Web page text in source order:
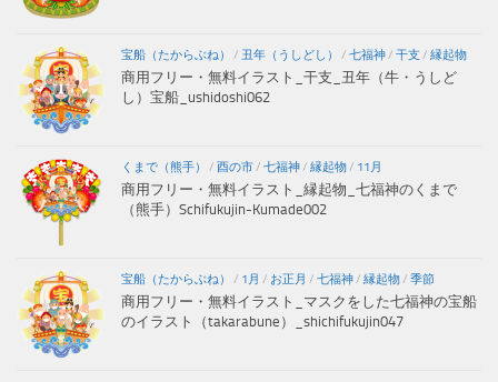
宝船（たからぶね） / 丑年（うしどし） / 七福神/ 干支 / 縁起物
商用フリー・無料イラスト_干支_丑年（牛・うしど
し）宝船_ushidoshi062
くまで（熊手） / 酉の市/ 七福神/ 縁起物/ 11月
商用フリー・無料イラスト_縁起物_七福神のくまで
（熊手）Schifukujin-Kumade002
宝船（たからぶね） / 1月 / お正月 / 七福神/ 縁起物/ 季節
商用フリー・無料イラスト_マスクをした七福神の宝船
のイラスト（takarabune）_shichifukujin047